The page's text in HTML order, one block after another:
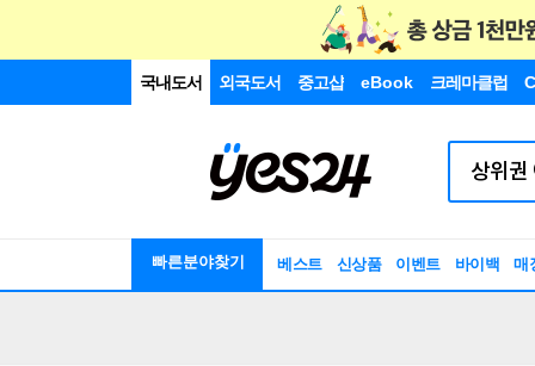
국내도서 외국도서 중고샵 eBook 크레마클럽
빠른분야찾기 베스트 신상품 이벤트 바이백 매